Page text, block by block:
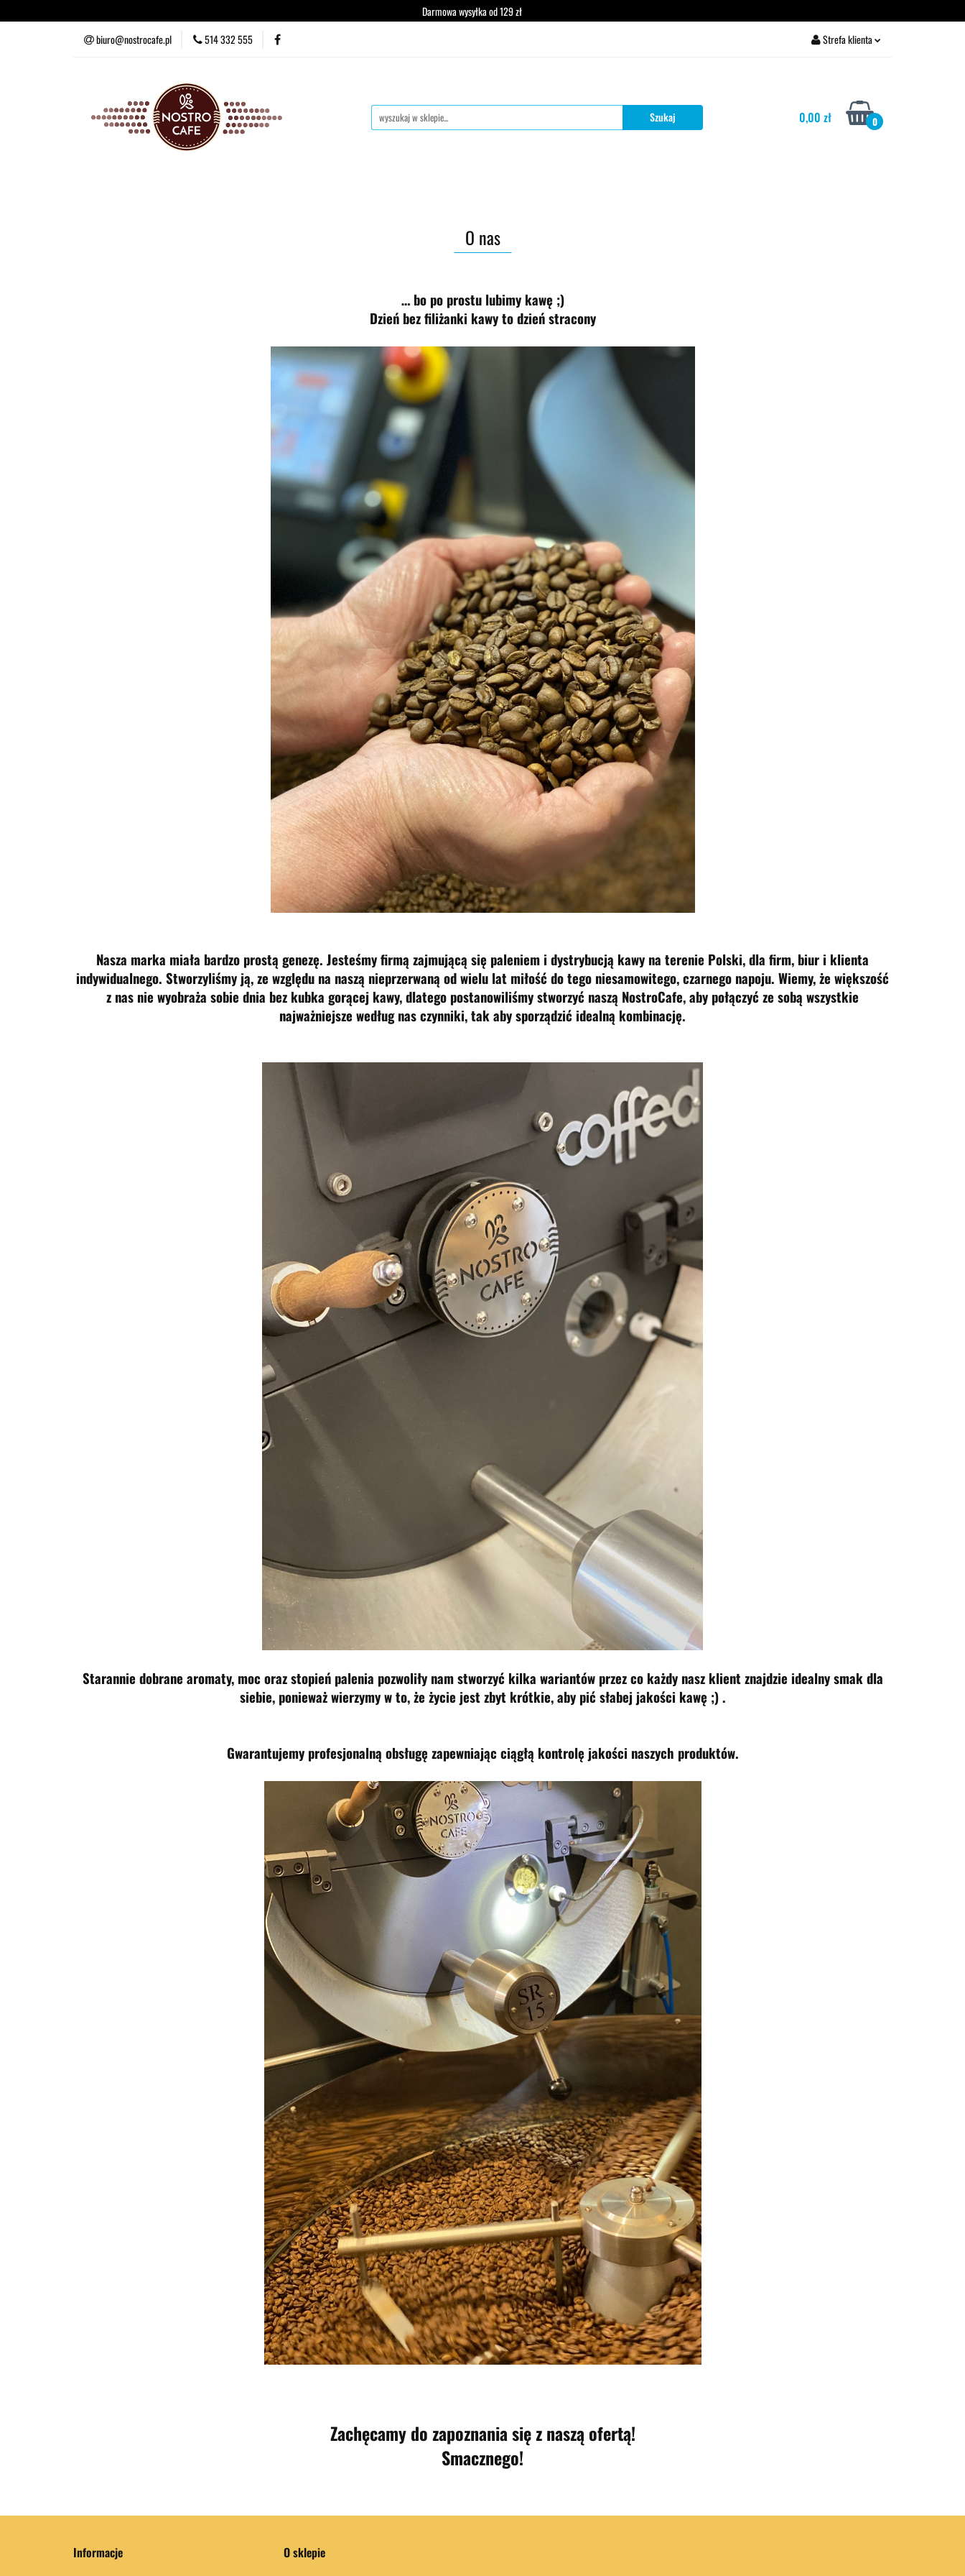
Darmowa wysyłka od 129 zł
biuro@nostrocafe.pl
514 332 555 Strefa klienta
Zarejestruj się
Dodaj zgłoszenie
0,00 zł 0
Kawa ziarnista Kawa mielona Zestawy degustacyjne Zestawy prezentowe Dzierżawa ekspresu
O nas
… bo po prostu lubimy kawę ;)
Dzień bez filiżanki kawy to dzień stracony
Nasza marka miała bardzo prostą genezę. Jesteśmy firmą zajmującą się paleniem i dystrybucją kawy na terenie Polski, dla firm, biur i klienta
indywidualnego. Stworzyliśmy ją, ze względu na naszą nieprzerwaną od wielu lat miłość do tego niesamowitego, czarnego napoju. Wiemy, że większość
z nas nie wyobraża sobie dnia bez kubka gorącej kawy, dlatego postanowiliśmy stworzyć naszą NostroCafe, aby połączyć ze sobą wszystkie
najważniejsze według nas czynniki, tak aby sporządzić idealną kombinację.
Starannie dobrane aromaty, moc oraz stopień palenia pozwoliły nam stworzyć kilka wariantów przez co każdy nasz klient znajdzie idealny smak dla
siebie, ponieważ wierzymy w to, że życie jest zbyt krótkie, aby pić słabej jakości kawę ;) .
Gwarantujemy profesjonalną obsługę zapewniając ciągłą kontrolę jakości naszych produktów.
Zachęcamy do zapoznania się z naszą ofertą!
Smacznego!
Informacje O sklepie